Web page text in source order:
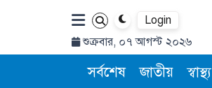
Login
শুক্রবার, ০৭ আগস্ট ২০২৬
সর্বশেষ জাতীয় স্বাস্থ্য